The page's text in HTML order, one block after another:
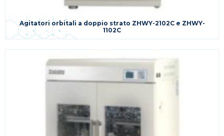
Agitatori orbitali a doppio strato ZHWY-2102C e ZHWY-
1102C